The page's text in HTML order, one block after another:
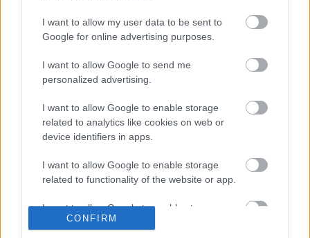
I want to allow my user data to be sent to
Google for online advertising purposes.
I want to allow Google to send me
personalized advertising.
I want to allow Google to enable storage
related to analytics like cookies on web or
device identifiers in apps.
I want to allow Google to enable storage
related to functionality of the website or app.
I want to allow Google to enable storage
related to personalization.
CONFIRM
Heller Ágnes sírja
jotunder•2021. december 14.
A francia köztársasági elnök első útja Heller Ágnes
áljobboldali szcéna, az orbánok, schmidtmarik,
djjeszyk, matyik és oszik kisvonalúságának,
kisszerűségének, általános kicsiségének jelképe
kapcsolatban…
Milyen érzés lehet denevérnek lenni?
jotunder•2021. december 13.